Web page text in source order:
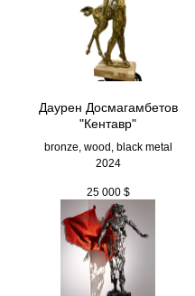
Даурен Досмагамбетов
"Кентавр"
bronze, wood, black metal
2024
25 000 $